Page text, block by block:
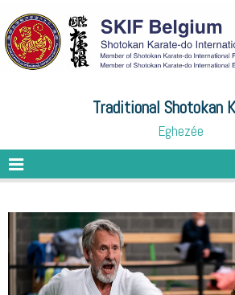
Traditional Shotokan
Eghezée